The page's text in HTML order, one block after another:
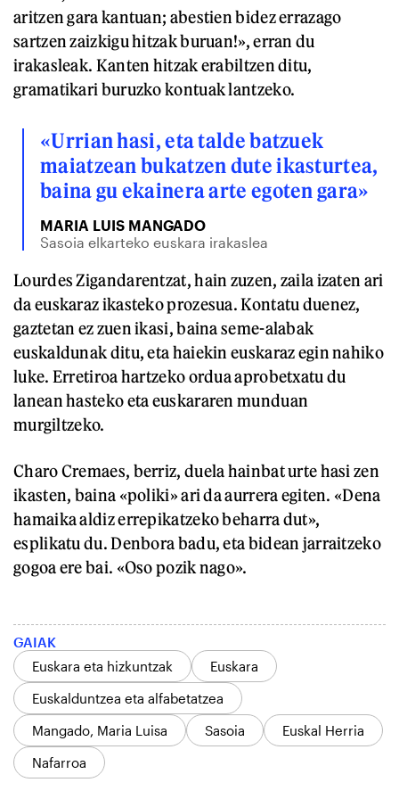
aritzen gara kantuan; abestien bidez errazago
sartzen zaizkigu hitzak buruan!», erran du
irakasleak. Kanten hitzak erabiltzen ditu,
gramatikari buruzko kontuak lantzeko.
«Urrian hasi, eta talde batzuek
maiatzean bukatzen dute ikasturtea,
baina gu ekainera arte egoten gara»
MARIA LUIS MANGADO
Sasoia elkarteko euskara irakaslea
Lourdes Zigandarentzat, hain zuzen, zaila izaten ari
da euskaraz ikasteko prozesua. Kontatu duenez,
gaztetan ez zuen ikasi, baina seme-alabak
euskaldunak ditu, eta haiekin euskaraz egin nahiko
luke. Erretiroa hartzeko ordua aprobetxatu du
lanean hasteko eta euskararen munduan
murgiltzeko.
Charo Cremaes, berriz, duela hainbat urte hasi zen
ikasten, baina «poliki» ari da aurrera egiten. «Dena
hamaika aldiz errepikatzeko beharra dut»,
esplikatu du. Denbora badu, eta bidean jarraitzeko
gogoa ere bai. «Oso pozik nago».
GAIAK
Euskara eta hizkuntzak
Euskara
Euskalduntzea eta alfabetatzea
Mangado, Maria Luisa
Sasoia
Euskal Herria
Nafarroa